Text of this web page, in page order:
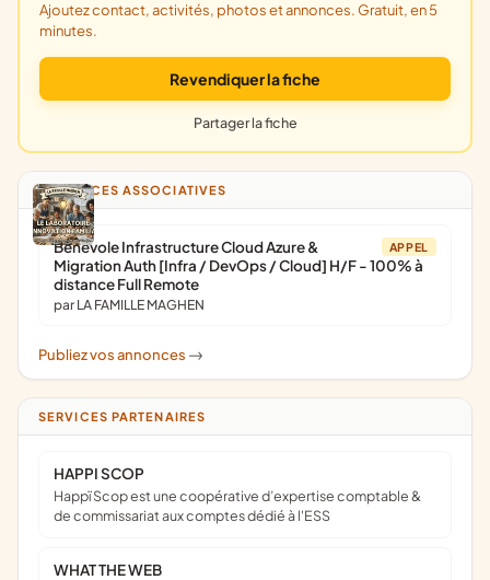
Ajoutez contact, activités, photos et annonces. Gratuit, en 5
minutes.
Revendiquer la fiche
Partager la fiche
ANNONCES ASSOCIATIVES
APPEL
Bénévole Infrastructure Cloud Azure &
Migration Auth [Infra / DevOps / Cloud] H/F - 100% à
distance Full Remote
par LA FAMILLE MAGHEN
Publiez vos annonces ->
SERVICES PARTENAIRES
HAPPI SCOP
Happï Scop est une coopérative d’expertise comptable &
de commissariat aux comptes dédié à l'ESS
WHAT THE WEB